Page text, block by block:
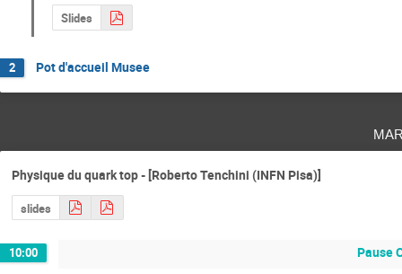
Slides
2 Pot d'accueil Musee
Physique du quark top - [Roberto Tenchini (INFN Pisa)]
slides
10:00 Pause